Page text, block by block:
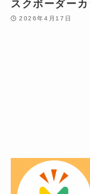
スクボーダー
2026年4月17日